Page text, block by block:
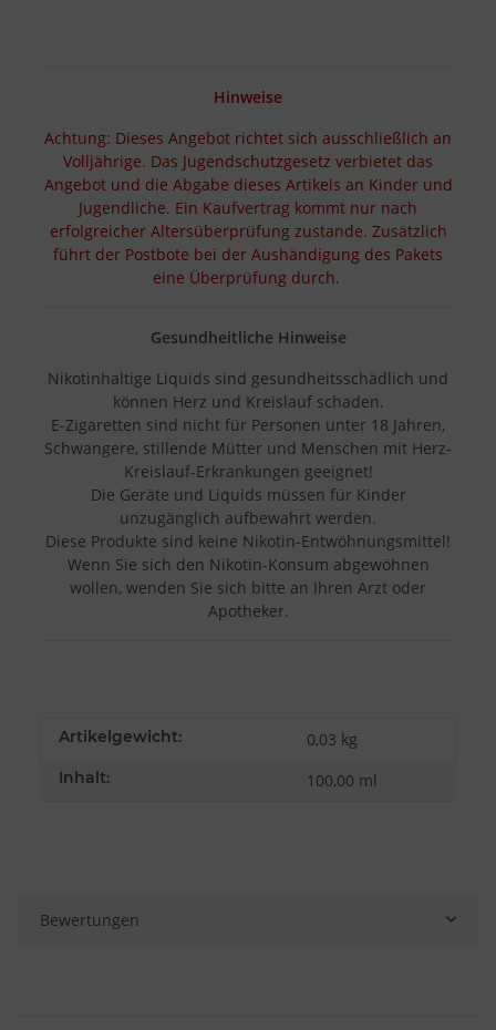
Hinweise
Achtung: Dieses Angebot richtet sich ausschließlich an
Volljährige. Das Jugendschutzgesetz verbietet das
Angebot und die Abgabe dieses Artikels an Kinder und
Jugendliche. Ein Kaufvertrag kommt nur nach
erfolgreicher Altersüberprüfung zustande. Zusätzlich
führt der Postbote bei der Aushändigung des Pakets
eine Überprüfung durch.
Gesundheitliche Hinweise
Nikotinhaltige Liquids sind gesundheitsschädlich und
können Herz und Kreislauf schaden.
E-Zigaretten sind nicht für Personen unter 18 Jahren,
Schwangere, stillende Mütter und Menschen mit Herz-
Kreislauf-Erkrankungen geeignet!
Die Geräte und Liquids müssen für Kinder
unzugänglich aufbewahrt werden.
Diese Produkte sind keine Nikotin-Entwöhnungsmittel!
Wenn Sie sich den Nikotin-Konsum abgewöhnen
wollen, wenden Sie sich bitte an Ihren Arzt oder
Apotheker.
Artikelgewicht: 0,03 kg
Inhalt: 100,00 ml
Bewertungen